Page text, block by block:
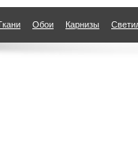
Обои Карнизы